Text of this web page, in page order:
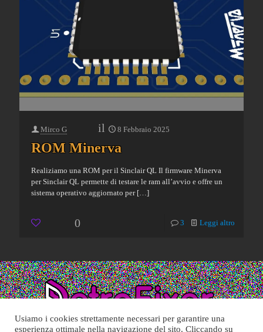
Mirco G il 8 Febbraio 2025
ROM Minerva
Realiziamo una ROM per il Sinclair QL Il firmware Minerva
per Sinclair QL permette di testare le ram all’avvio e offre un
sistema operativo aggiornato per[…]
0 3 Leggi altro
Usiamo i cookies strettamente necessari per garantire una
esperienza ottimale nella navigazione del sito. Cliccando su